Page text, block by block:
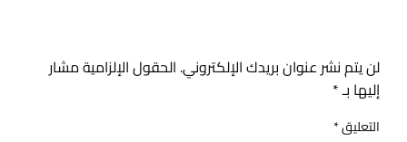
لن يتم نشر عنوان بريدك الإلكتروني. الحقول الإلزامية مشار
إليها بـ*
التعليق*